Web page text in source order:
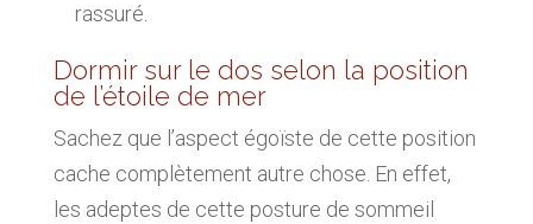
rassuré.
Dormir sur le dos selon la position
de l’étoile de mer
Sachez que l’aspect égoïste de cette position
cache complètement autre chose. En effet,
les adeptes de cette posture de sommeil